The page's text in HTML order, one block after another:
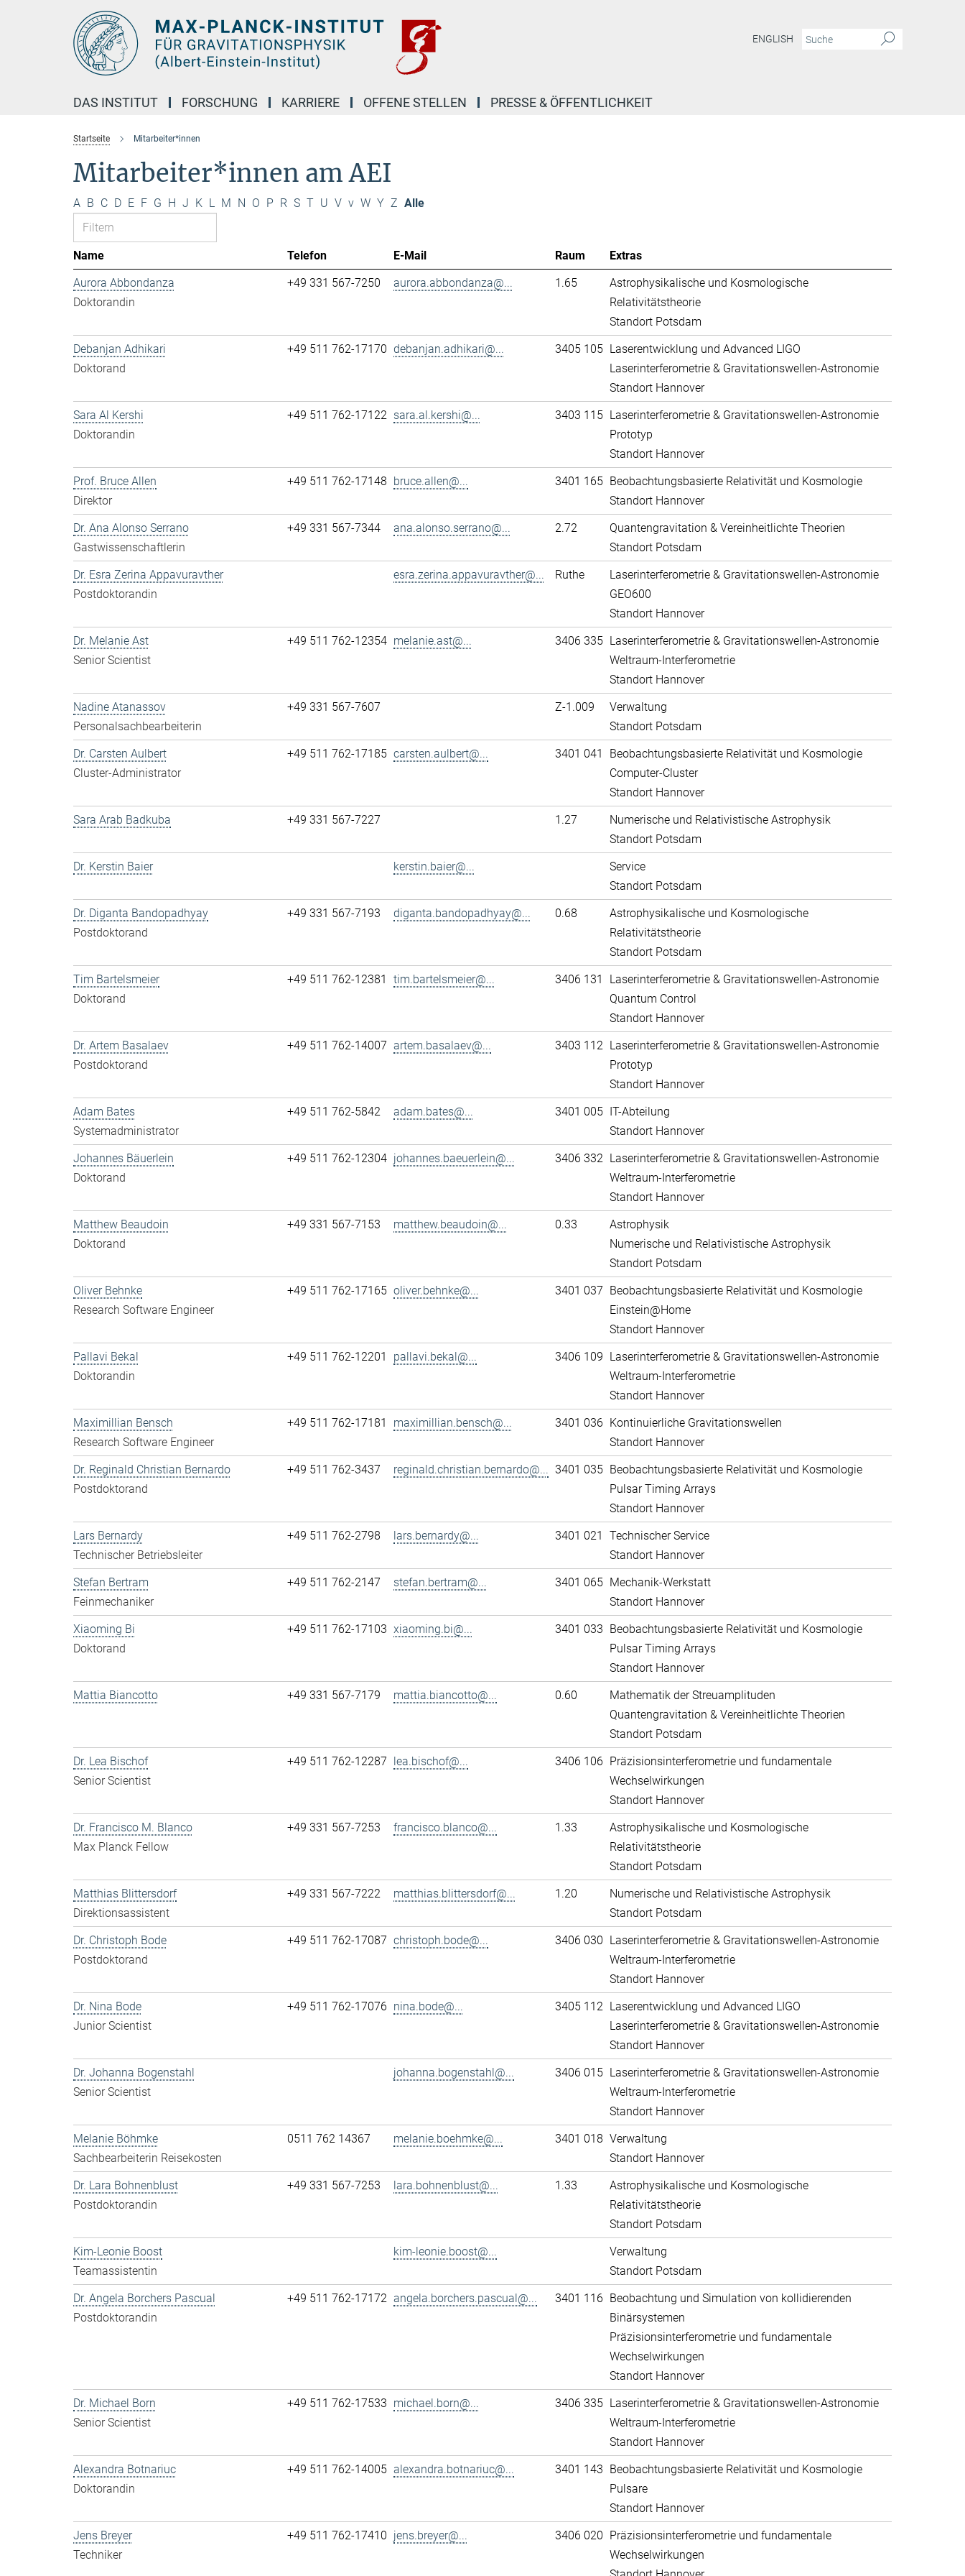
ENGLISH
DAS INSTITUT FORSCHUNG KARRIERE OFFENE STELLEN PRESSE & ÖFFENTLICHKEIT
Startseite Mitarbeiter*innen
Mitarbeiter*innen am AEI
A B C D E F G H J K L M N O P R S T U V v W Y Z Alle
Name Telefon E-Mail Raum
Extras
Aurora Abbondanza
Doktorandin
+49 331 567-7250 aurora.abbondanza@... 1.65
Astrophysikalische und Kosmologische
Relativitätstheorie
Standort Potsdam
Debanjan Adhikari
Doktorand
+49 511 762-17170 debanjan.adhikari@... 3405 105 Laserentwicklung und Advanced LIGO
Laserinterferometrie & Gravitationswellen-Astronomie
Standort Hannover
Sara Al Kershi
Doktorandin
+49 511 762-17122 sara.al.kershi@... 3403 115 Laserinterferometrie & Gravitationswellen-Astronomie
Prototyp
Standort Hannover
Prof. Bruce Allen
Direktor
+49 511 762-17148 bruce.allen@... 3401 165 Beobachtungsbasierte Relativität und Kosmologie
Standort Hannover
Dr. Ana Alonso Serrano
Gastwissenschaftlerin
+49 331 567-7344 ana.alonso.serrano@... 2.72
Quantengravitation & Vereinheitlichte Theorien
Standort Potsdam
Dr. Esra Zerina Appavuravther
Postdoktorandin
esra.zerina.appavuravther@... Ruthe
Laserinterferometrie & Gravitationswellen-Astronomie
GEO600
Standort Hannover
Dr. Melanie Ast
Senior Scientist
+49 511 762-12354 melanie.ast@... 3406 335 Laserinterferometrie & Gravitationswellen-Astronomie
Weltraum-Interferometrie
Standort Hannover
Nadine Atanassov
Personalsachbearbeiterin
+49 331 567-7607 Z-1.009
Verwaltung
Standort Potsdam
Dr. Carsten Aulbert
Cluster-Administrator
+49 511 762-17185 carsten.aulbert@... 3401 041
Beobachtungsbasierte Relativität und Kosmologie
Computer-Cluster
Standort Hannover
Sara Arab Badkuba
+49 331 567-7227 1.27
Numerische und Relativistische Astrophysik
Standort Potsdam
Dr. Kerstin Baier
kerstin.baier@...
Service
Standort Potsdam
Dr. Diganta Bandopadhyay
Postdoktorand
+49 331 567-7193 diganta.bandopadhyay@... 0.68
Astrophysikalische und Kosmologische
Relativitätstheorie
Standort Potsdam
Tim Bartelsmeier
Doktorand
+49 511 762-12381 tim.bartelsmeier@... 3406 131
Laserinterferometrie & Gravitationswellen-Astronomie
Quantum Control
Standort Hannover
Dr. Artem Basalaev
Postdoktorand
+49 511 762-14007 artem.basalaev@... 3403 112 Laserinterferometrie & Gravitationswellen-Astronomie
Prototyp
Standort Hannover
Adam Bates
Systemadministrator
+49 511 762-5842 adam.bates@... 3401 005 IT-Abteilung
Standort Hannover
Johannes Bäuerlein
Doktorand
+49 511 762-12304 johannes.baeuerlein@... 3406 332 Laserinterferometrie & Gravitationswellen-Astronomie
Weltraum-Interferometrie
Standort Hannover
Matthew Beaudoin
Doktorand
+49 331 567-7153 matthew.beaudoin@... 0.33
Astrophysik
Numerische und Relativistische Astrophysik
Standort Potsdam
Oliver Behnke
Research Software Engineer
+49 511 762-17165 oliver.behnke@... 3401 037 Beobachtungsbasierte Relativität und Kosmologie
Einstein@Home
Standort Hannover
Pallavi Bekal
Doktorandin
+49 511 762-12201 pallavi.bekal@... 3406 109 Laserinterferometrie & Gravitationswellen-Astronomie
Weltraum-Interferometrie
Standort Hannover
Maximillian Bensch
Research Software Engineer
+49 511 762-17181 maximillian.bensch@... 3401 036 Kontinuierliche Gravitationswellen
Standort Hannover
Dr. Reginald Christian Bernardo
Postdoktorand
+49 511 762-3437 reginald.christian.bernardo@... 3401 035 Beobachtungsbasierte Relativität und Kosmologie
Pulsar Timing Arrays
Standort Hannover
Lars Bernardy
Technischer Betriebsleiter
+49 511 762-2798 lars.bernardy@... 3401 021
Technischer Service
Standort Hannover
Stefan Bertram
Feinmechaniker
+49 511 762-2147 stefan.bertram@... 3401 065 Mechanik-Werkstatt
Standort Hannover
Xiaoming Bi
Doktorand
+49 511 762-17103 xiaoming.bi@... 3401 033 Beobachtungsbasierte Relativität und Kosmologie
Pulsar Timing Arrays
Standort Hannover
Mattia Biancotto
+49 331 567-7179 mattia.biancotto@... 0.60
Mathematik der Streuamplituden
Quantengravitation & Vereinheitlichte Theorien
Standort Potsdam
Dr. Lea Bischof
Senior Scientist
+49 511 762-12287 lea.bischof@... 3406 106 Präzisionsinterferometrie und fundamentale
Wechselwirkungen
Standort Hannover
Dr. Francisco M. Blanco
Max Planck Fellow
+49 331 567-7253 francisco.blanco@... 1.33
Astrophysikalische und Kosmologische
Relativitätstheorie
Standort Potsdam
Matthias Blittersdorf
Direktionsassistent
+49 331 567-7222 matthias.blittersdorf@... 1.20
Numerische und Relativistische Astrophysik
Standort Potsdam
Dr. Christoph Bode
Postdoktorand
+49 511 762-17087 christoph.bode@... 3406 030 Laserinterferometrie & Gravitationswellen-Astronomie
Weltraum-Interferometrie
Standort Hannover
Dr. Nina Bode
Junior Scientist
+49 511 762-17076 nina.bode@... 3405 112 Laserentwicklung und Advanced LIGO
Laserinterferometrie & Gravitationswellen-Astronomie
Standort Hannover
Dr. Johanna Bogenstahl
Senior Scientist
johanna.bogenstahl@... 3406 015 Laserinterferometrie & Gravitationswellen-Astronomie
Weltraum-Interferometrie
Standort Hannover
Melanie Böhmke
Sachbearbeiterin Reisekosten
0511 762 14367 melanie.boehmke@... 3401 018 Verwaltung
Standort Hannover
Dr. Lara Bohnenblust
Postdoktorandin
+49 331 567-7253 lara.bohnenblust@... 1.33
Astrophysikalische und Kosmologische
Relativitätstheorie
Standort Potsdam
Kim-Leonie Boost
Teamassistentin
kim-leonie.boost@...
Verwaltung
Standort Potsdam
Dr. Angela Borchers Pascual
Postdoktorandin
+49 511 762-17172 angela.borchers.pascual@... 3401 116 Beobachtung und Simulation von kollidierenden
Binärsystemen
Präzisionsinterferometrie und fundamentale
Wechselwirkungen
Standort Hannover
Dr. Michael Born
Senior Scientist
+49 511 762-17533 michael.born@... 3406 335 Laserinterferometrie & Gravitationswellen-Astronomie
Weltraum-Interferometrie
Standort Hannover
Alexandra Botnariuc
Doktorandin
+49 511 762-14005 alexandra.botnariuc@... 3401 143 Beobachtungsbasierte Relativität und Kosmologie
Pulsare
Standort Hannover
Jens Breyer
Techniker
+49 511 762-17410 jens.breyer@... 3406 020 Präzisionsinterferometrie und fundamentale
Wechselwirkungen